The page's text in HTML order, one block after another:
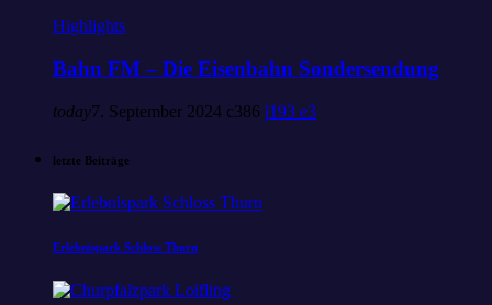
Highlights
Bahn FM – Die Eisenbahn Sondersendung
today7. September 2024 386 193 3
letzte Beiträge
Erlebnispark Schloss Thurn